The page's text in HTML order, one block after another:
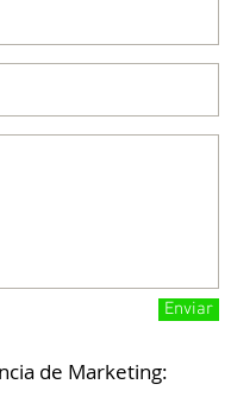
Enviar
de Marketing: